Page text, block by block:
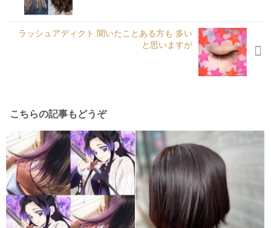
ラッシュアディクト 聞いたことある方も 多い
と思いますが
こちらの記事もどうぞ